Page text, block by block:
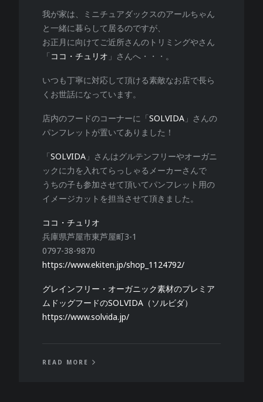
我が家は、ミニチュアダックスのアールちゃん
と一緒に暮らして居るのですが、
お正月に向けてご近所さんのトリミングやさん
「ココ・チュリオ 」さんへ・・・。
いつも丁寧に対応して頂ける素敵なお店で長ら
くお世話になっています。
店内のフードのコーナーに「SOLVIDA 」さんの
パンフレットが置いてありました！
「SOLVIDA 」さんはグルテンフリーやオーガニ
ックに力を入れてらっしゃるメーカーさんで
うちの子も参加させて頂いてパンフレット用の
イメージカットを担当させて頂きました。
ココ・チュリオ
兵庫県芦屋市東芦屋町3-1
0797-38-9870
https://www.ekiten.jp/shop_1124792/
グレインフリー・オーガニック素材のプレミア
ムドッグフードのSOLVIDA（ソルビダ）
https://www.solvida.jp/
READ MORE